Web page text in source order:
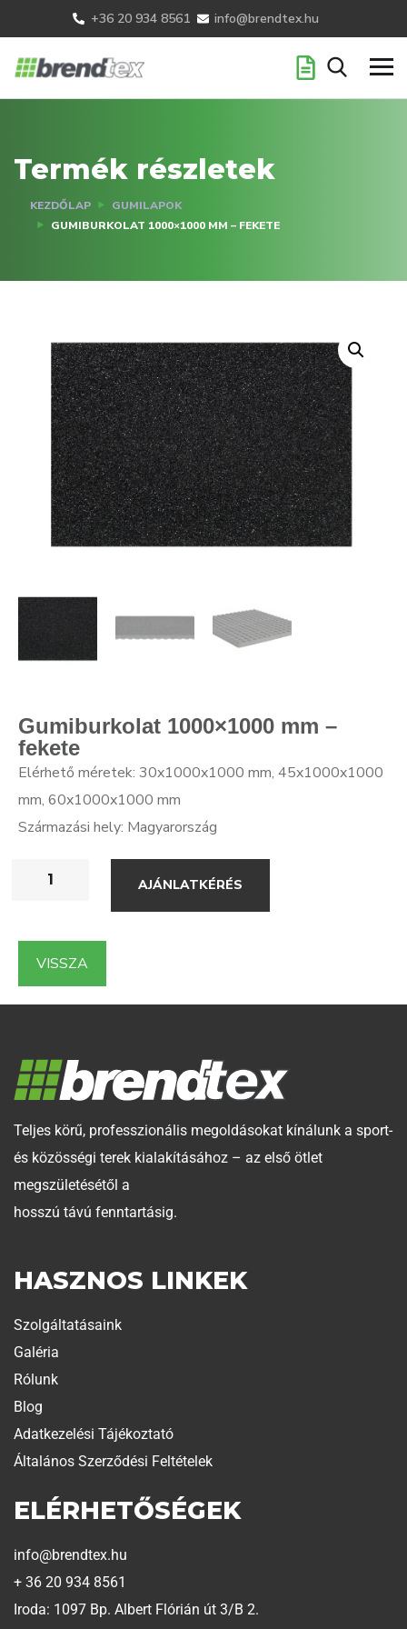
+36 20 934 8561 info@brendtex.hu
Termék részletek
KEZDŐLAP
GUMILAPOK
GUMIBURKOLAT 1000×1000 MM – FEKETE
Gumiburkolat 1000×1000 mm –
fekete
Elérhető méretek: 30x1000x1000 mm, 45x1000x1000
mm, 60x1000x1000 mm
Származási hely: Magyarország
AJÁNLATKÉRÉS
VISSZA
Teljes körű, professzionális megoldásokat kínálunk a sport-
és közösségi terek kialakításához – az első ötlet
megszületésétől a
hosszú távú fenntartásig.
HASZNOS LINKEK
Szolgáltatásaink
Galéria
Rólunk
Blog
Adatkezelési Tájékoztató
Általános Szerződési Feltételek
ELÉRHETŐSÉGEK
info@brendtex.hu
+ 36 20 934 8561
Iroda: 1097 Bp. Albert Flórián út 3/B 2.